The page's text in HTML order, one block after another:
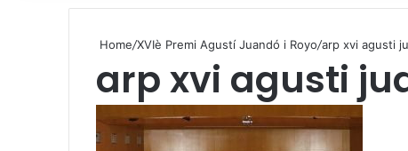
Home/XVIè Premi Agustí Juandó i Royo/arp xvi agusti
arp xvi agusti